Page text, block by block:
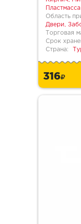
Пластмасса
Область
Двери,
Торговая
Срок
Страна:
316